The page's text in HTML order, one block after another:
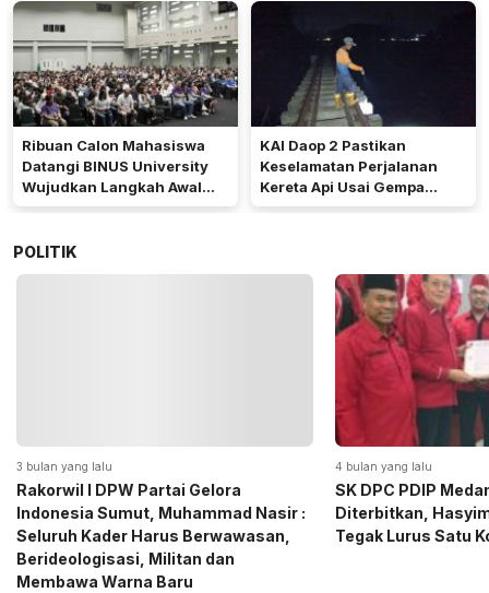
Ribuan Calon Mahasiswa
Datangi BINUS University
Wujudkan Langkah Awal
Menuju Karier Global
KAI Daop 2 Pastikan
Keselamatan Perjalanan
Kereta Api Usai Gempa
Pangandaran
POLITIK
4 bulan yang lalu
SK DPC PDIP Medan Resmi
Diterbitkan, Hasyim SE: Solid dan
Tegak Lurus Satu Komando
5 bulan yang lalu
Momen Haru
Gerindra Sumut
Sembako kepada